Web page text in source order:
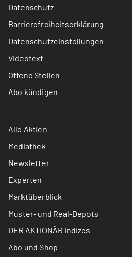
Datenschutz
Barrierefreiheitserklärung
Datenschutzeinstellungen
Videotext
Offene Stellen
Abo kündigen
Alle Aktien
Mediathek
Newsletter
Experten
Marktüberblick
Muster- und Real-Depots
DER AKTIONÄR Indizes
Abo und Shop